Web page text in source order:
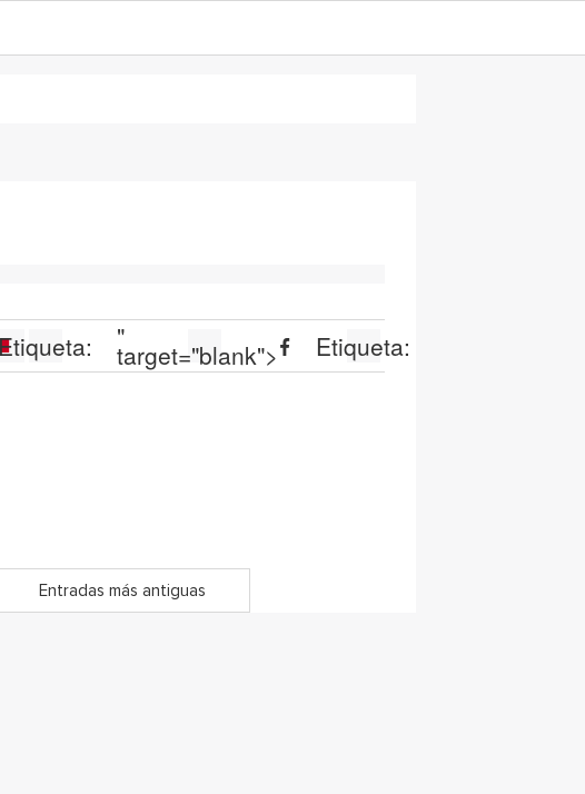
"
target="blank"> Etiqueta:
Entradas más antiguas